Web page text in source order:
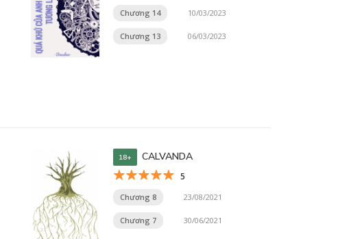
Chương 14 10/03/2023
Chương 13 06/03/2023
18+ CALVANDA
5
Chương 8 23/08/2021
Chương 7 30/06/2021